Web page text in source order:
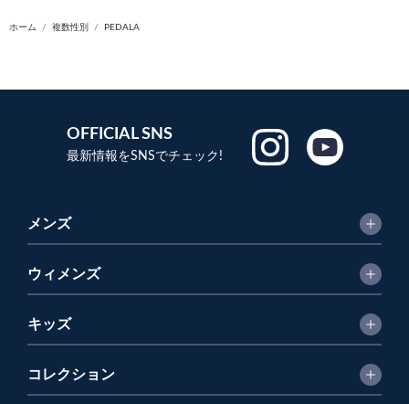
ホーム 複数性別 PEDALA
OFFICIAL SNS
最新情報をSNSでチェック!
メンズ
ウィメンズ
キッズ
コレクション